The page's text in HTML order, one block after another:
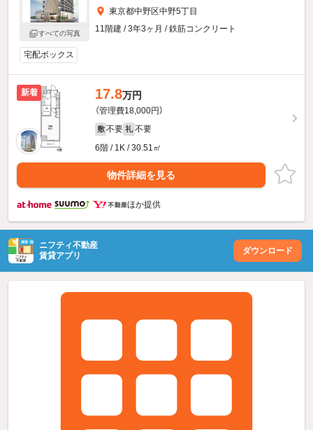
すべての写真
東京都中野区中野5丁目
11階建 / 3年3ヶ月 / 鉄筋コンクリート
宅配ボックス
新着 17.8万円
（管理費18,000円）
敷 不要 礼 不要
6階 / 1K / 30.51㎡
物件詳細を見る
ほか提供
ニフティ不動産
賃貸アプリ
ダウンロード